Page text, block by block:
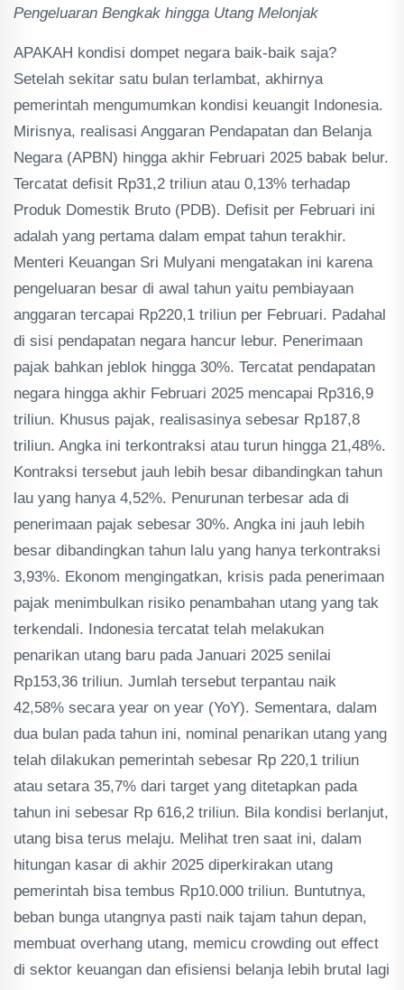
Pengeluaran Bengkak hingga Utang Melonjak
APAKAH kondisi dompet negara baik-baik saja?
Setelah sekitar satu bulan terlambat, akhirnya
pemerintah mengumumkan kondisi keuangit Indonesia.
Mirisnya, realisasi Anggaran Pendapatan dan Belanja
Negara (APBN) hingga akhir Februari 2025 babak belur.
Tercatat defisit Rp31,2 triliun atau 0,13% terhadap
Produk Domestik Bruto (PDB). Defisit per Februari ini
adalah yang pertama dalam empat tahun terakhir.
Menteri Keuangan Sri Mulyani mengatakan ini karena
pengeluaran besar di awal tahun yaitu pembiayaan
anggaran tercapai Rp220,1 triliun per Februari. Padahal
di sisi pendapatan negara hancur lebur. Penerimaan
pajak bahkan jeblok hingga 30%. Tercatat pendapatan
negara hingga akhir Februari 2025 mencapai Rp316,9
triliun. Khusus pajak, realisasinya sebesar Rp187,8
triliun. Angka ini terkontraksi atau turun hingga 21,48%.
Kontraksi tersebut jauh lebih besar dibandingkan tahun
lau yang hanya 4,52%. Penurunan terbesar ada di
penerimaan pajak sebesar 30%. Angka ini jauh lebih
besar dibandingkan tahun lalu yang hanya terkontraksi
3,93%. Ekonom mengingatkan, krisis pada penerimaan
pajak menimbulkan risiko penambahan utang yang tak
terkendali. Indonesia tercatat telah melakukan
penarikan utang baru pada Januari 2025 senilai
Rp153,36 triliun. Jumlah tersebut terpantau naik
42,58% secara year on year (YoY). Sementara, dalam
dua bulan pada tahun ini, nominal penarikan utang yang
telah dilakukan pemerintah sebesar Rp 220,1 triliun
atau setara 35,7% dari target yang ditetapkan pada
tahun ini sebesar Rp 616,2 triliun. Bila kondisi berlanjut,
utang bisa terus melaju. Melihat tren saat ini, dalam
hitungan kasar di akhir 2025 diperkirakan utang
pemerintah bisa tembus Rp10.000 triliun. Buntutnya,
beban bunga utangnya pasti naik tajam tahun depan,
membuat overhang utang, memicu crowding out effect
di sektor keuangan dan efisiensi belanja lebih brutal lagi